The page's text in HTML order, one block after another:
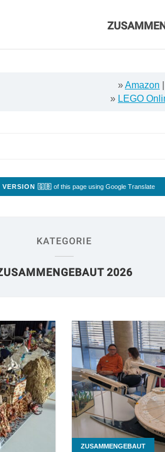
»Amazon
» LEGO
VERSION 🇬🇧 of this page using Google Translate
KATEGORIE
2026
ZUSAMMENGEBAUT